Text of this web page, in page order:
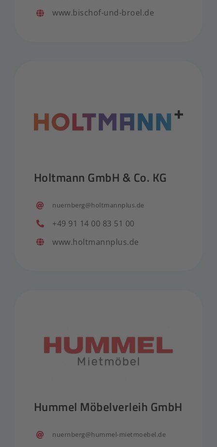
www.bischof-und-broel.de
Holtmann GmbH & Co. KG
nuernberg@holtmannplus.de
+49 91 14 00 83 51 00
www.holtmannplus.de
Hummel Möbelverleih GmbH
nuernberg@hummel-mietmoebel.de